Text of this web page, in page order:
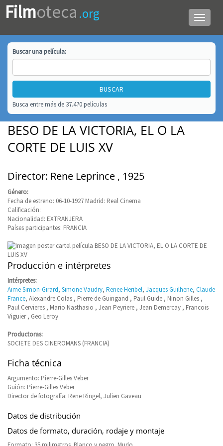
Menú
de
Filmoteca .org
Buscar unapelícula:
Busca entre más de 37.470 películas
BESO DE LA VICTORIA, EL O LA
CORTE DE LUIS XV
Director: Rene Leprince , 1925
Género:
Fecha de estreno: 06-10-1927 Madrid: Real Cinema
Calificación:
Nacionalidad: EXTRANJERA
Países participantes: FRANCIA
Producción e intérpretes
Intérpretes:
Aime Simon-Girard, Simone Vaudry, Renee Heribel, Jacques Guilhene, Claude
France, Alexandre Colas , Pierre de Guingand , Paul Guide , Ninon Gilles ,
Paul Cervieres , Mario Nasthasio , Jean Peyriere , Jean Demercay , Francois
Viguier , Geo Leroy
Productoras:
SOCIETE DES CINEROMANS (FRANCIA)
Ficha técnica
Argumento: Pierre-Gilles Veber
Guión: Pierre-Gilles Veber
Director de fotografía: Rene Ringel, Julien Gaveau
Datos de distribución
Datos de formato, duración, rodaje y montaje